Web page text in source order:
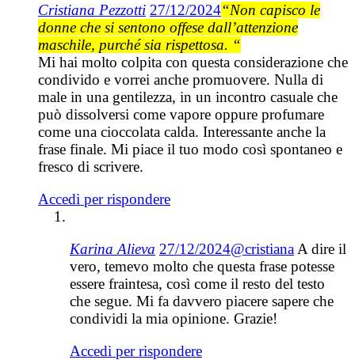
Cristiana Pezzotti 27/12/2024“Non capisco le
donne che si sentono offese dall’attenzione
maschile, purché sia rispettosa. “
Mi hai molto colpita con questa considerazione che
condivido e vorrei anche promuovere. Nulla di
male in una gentilezza, in un incontro casuale che
può dissolversi come vapore oppure profumare
come una cioccolata calda. Interessante anche la
frase finale. Mi piace il tuo modo così spontaneo e
fresco di scrivere.
Accedi per rispondere
Karina Alieva 27/12/2024@cristiana A dire il
vero, temevo molto che questa frase potesse
essere fraintesa, così come il resto del testo
che segue. Mi fa davvero piacere sapere che
condividi la mia opinione. Grazie!
Accedi per rispondere